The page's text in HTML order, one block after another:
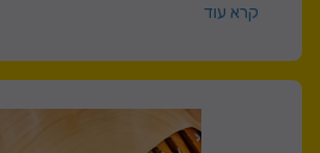
קרא עוד